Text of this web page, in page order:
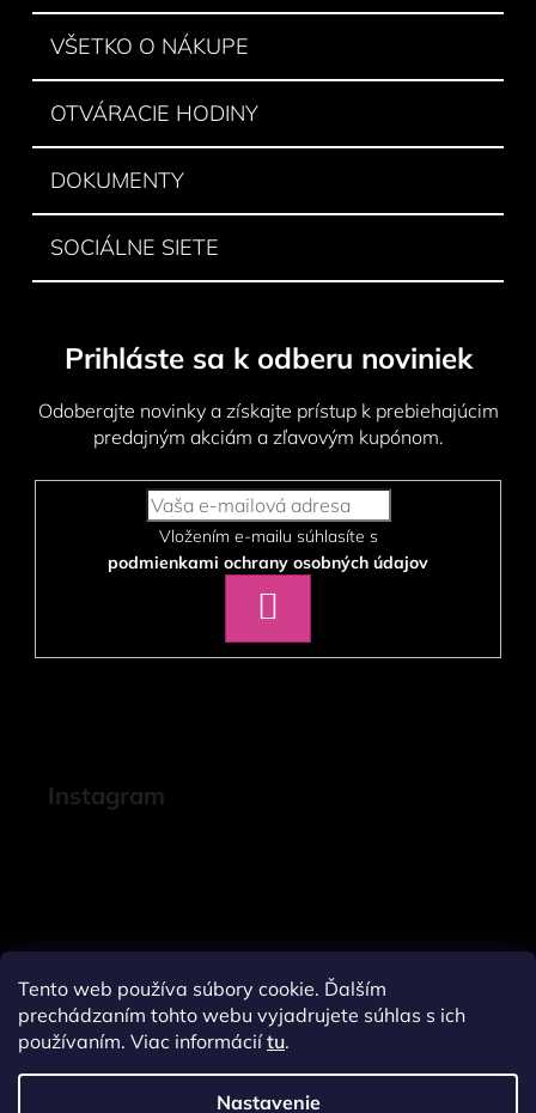
Tento web používa súbory cookie. Ďalším
prechádzaním tohto webu vyjadrujete súhlas s ich
používaním. Viac informáciítu.
Nastavenie
VŠETKO O NÁKUPE
OTVÁRACIE HODINY
DOKUMENTY
SOCIÁLNE SIETE
Prihláste sa k odberu noviniek
Odoberajte novinky a získajte prístup k prebiehajúcim
predajným akciám a zľavovým kupónom.
podmienkami ochrany osobných údajov
SA
Instagram